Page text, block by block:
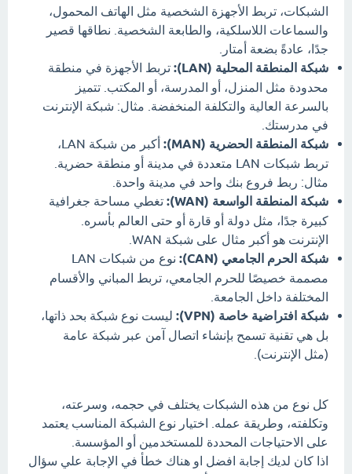
الشبكات، تربط الأجهزة الشخصية مثل الهاتف المحمول،
والسماعات اللاسلكية، والطابعة الشخصية. نطاقها قصير
جدًا، عادةً بضعة أمتار.
شبكة المنطقة المحلية (LAN):
تربط الأجهزة في منطقة
محدودة مثل المنزل، أو المدرسة، أو المكتب. تتميز
بالسرعة العالية والتكلفة المنخفضة. مثال: شبكة الإنترنت
في مدرستك.
شبكة المنطقة الحضرية (MAN):
أكبر من شبكة LAN،
تربط شبكات LAN متعددة في مدينة أو منطقة حضرية.
مثال: ربط فروع بنك واحد في مدينة واحدة.
شبكة المنطقة الواسعة (WAN):
تغطي مساحة جغرافية
كبيرة جدًا، مثل دولة أو قارة أو حتى العالم بأسره.
الإنترنت هو أكبر مثال على شبكة WAN.
شبكة الحرم الجامعي (CAN):
نوع من شبكات LAN
مصممة خصيصًا للحرم الجامعي، تربط المباني والأقسام
المختلفة داخل الجامعة.
شبكة افتراضية خاصة (VPN):
ليست نوع شبكة بحد ذاتها،
بل هي تقنية تسمح بإنشاء اتصال آمن عبر شبكة عامة
(مثل الإنترنت).
كل نوع من هذه الشبكات يختلف في حجمه، وسرعته،
وتكلفته، وطريقة عمله. اختيار نوع الشبكة المناسب يعتمد
على الاحتياجات المحددة للمستخدمين أو المؤسسة.
اذا كان لديك إجابة افضل او هناك خطأ في الإجابة علي سؤال